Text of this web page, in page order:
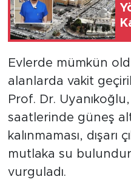
Evlerde mümkün
alanlarda vakit
Prof. Dr.
saatlerinde güneş
kalınmaması, dışarı
mutlaka su
vurguladı.